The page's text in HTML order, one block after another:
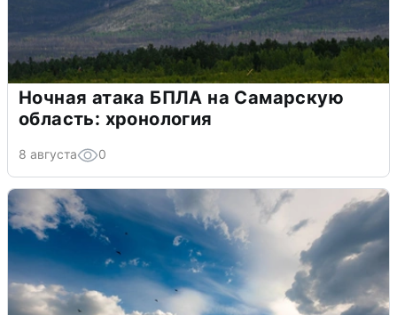
Ночная атака БПЛА на Самарскую
область: хронология
8 августа 0